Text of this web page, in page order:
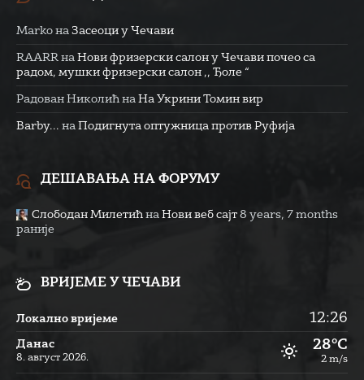
Marko на Засеоци у Чечави
RAARR на Нови фризерски салон у Чечави почео са
радом, мушки фризерски салон ,, Ђоле “
Радован Николић на На Укрини Томин вир
Barby... на Подигнута оптужница против Руфија
ДЕШАВАЊА НА ФОРУМУ
Слободан Милетић на Нови веб сајт 8 years, 7 months
раније
ВРИЈЕМЕ У ЧЕЧАВИ
Локално вријеме 12:26
Данас
8. август 2026.
28°C
2 m/s